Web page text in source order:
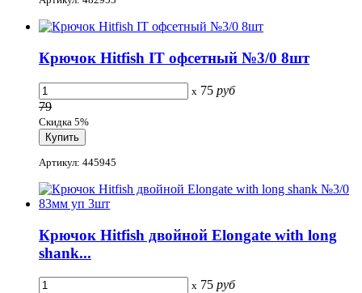
Крючок Hitfish IT офсетный №3/0 8шт
x 75 руб
79
Скидка 5%
Артикул: 445945
Крючок Hitfish двойной Elongate with long
shank...
x 75 руб